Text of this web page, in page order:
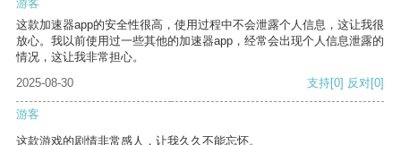
游客
这款加速器app的安全性很高，使用过程中不会泄露个人信息，这让我很
放心。我以前使用过一些其他的加速器app，经常会出现个人信息泄露的
情况，这让我非常担心。
2025-08-30
支持[0] 反对[0]
游客
这款游戏的剧情非常感人，让我久久不能忘怀。